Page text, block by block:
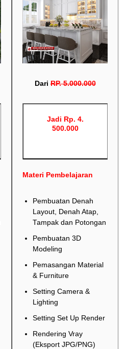
DariRP.5.000.000
Jadi Rp. 4.
500.000
Materi Pembelajaran
Pembuatan Denah
Layout, Denah Atap,
Tampak dan Potongan
Pembuatan 3D
Modeling
Pemasangan Material
& Furniture
Setting Camera &
Lighting
Setting Set Up Render
Rendering Vray
(Eksport JPG/PNG)